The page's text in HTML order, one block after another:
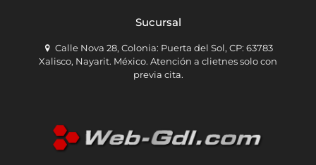
Sucursal
Calle Nova 28, Colonia: Puerta del Sol, CP: 63783
Xalisco, Nayarit. México. Atención a clietnes solo con
previa cita.